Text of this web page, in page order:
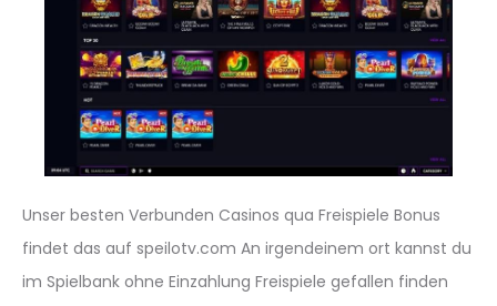
Unser besten Verbunden Casinos qua Freispiele Bonus
findet das auf speilotv.com An irgendeinem ort kannst du
im Spielbank ohne Einzahlung Freispiele gefallen finden